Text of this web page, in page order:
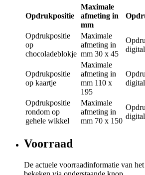
Opdrukpositie
Maximale
afmeting in
mm
Opdrukpositie
op
chocoladeblokje
Maximale
afmeting in
mm 30 x 45
Opdrukpositie
op kaartje
Maximale
afmeting in
mm 110 x
195
Opdrukpositie
rondom op
gehele wikkel
Maximale
afmeting in
mm 70 x 150
Voorraad
De actuele voorraadinformatie van